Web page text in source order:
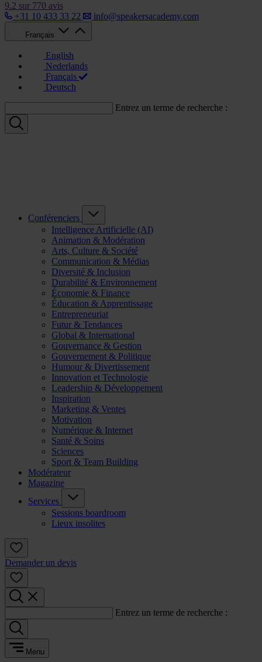
9.2 sur 770 avis
+31 10 433 33 22
info@speakersacademy.com
Français
English
Nederlands
Français
Deutsch
Entrez un terme de recherche :
Conférenciers
Intelligence Artificielle (AI)
Animation & Modération
Arts, Culture & Société
Communication & Médias
Diversité & Inclusion
Durabilité & Environnement
Économie & Finance
Éducation & Apprentissage
Entrepreneuriat
Futur & Tendances
Global & International
Gouvernance & Gestion
Gouvernement & Politique
Humour & Divertissement
Innovation et Technologie
Leadership & Développement
Inspiration
Marketing & Ventes
Motivation
Numérique & Internet
Santé & Soins
Sciences
Sport & Team Building
Modérateur
Magazine
Services
Sessions boardroom
Lieux insolites
Demander un devis
Entrez un terme de recherche :
Menu